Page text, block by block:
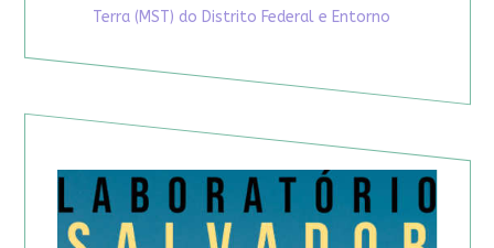
Terra (MST) do Distrito Federal e Entorno